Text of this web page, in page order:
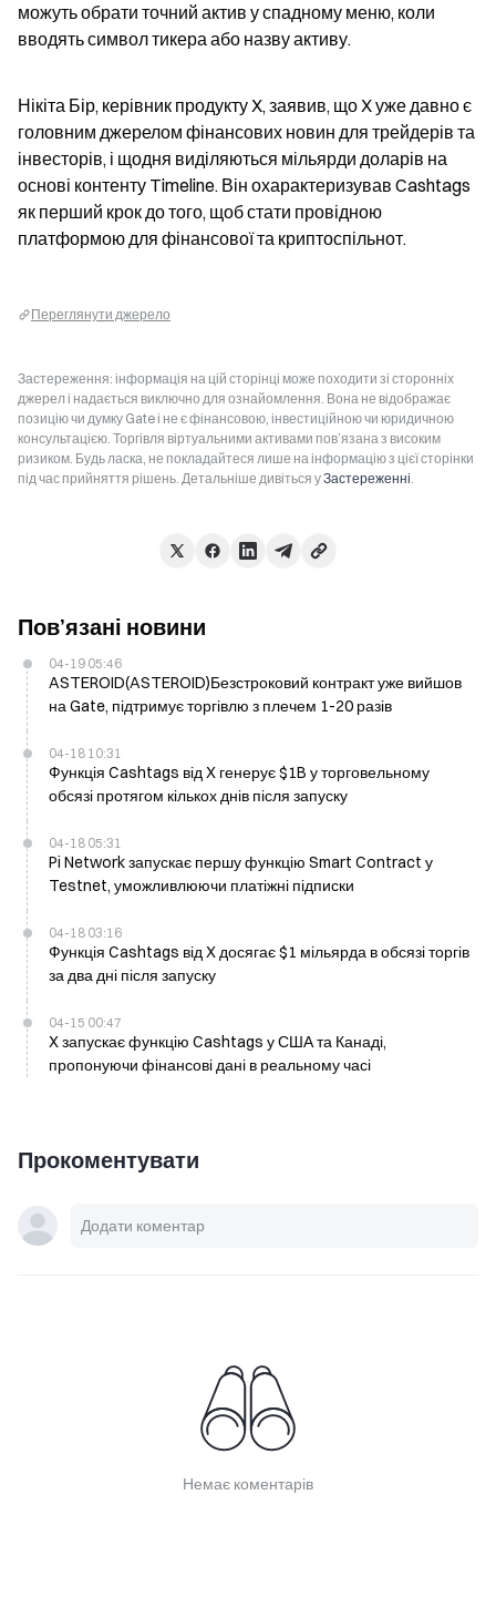
можуть обрати точний актив у спадному меню, коли
вводять символ тикера або назву активу.
Нікіта Бір, керівник продукту X, заявив, що X уже давно є
головним джерелом фінансових новин для трейдерів та
інвесторів, і щодня виділяються мільярди доларів на
основі контенту Timeline. Він охарактеризував Cashtags
як перший крок до того, щоб стати провідною
платформою для фінансової та криптоспільнот.
Переглянути джерело
Застереження: інформація на цій сторінці може походити зі сторонніх
джерел і надається виключно для ознайомлення. Вона не відображає
позицію чи думку Gate і не є фінансовою, інвестиційною чи юридичною
консультацією. Торгівля віртуальними активами пов’язана з високим
ризиком. Будь ласка, не покладайтеся лише на інформацію з цієї сторінки
під час прийняття рішень. Детальніше дивіться уЗастереженні.
Пов’язані новини
04-19 05:46
ASTEROID(ASTEROID)Безстроковий контракт уже вийшов
на Gate, підтримує торгівлю з плечем 1-20 разів
04-18 10:31
Функція Cashtags від X генерує $1B у торговельному
обсязі протягом кількох днів після запуску
04-18 05:31
Pi Network запускає першу функцію Smart Contract у
Testnet, уможливлюючи платіжні підписки
04-18 03:16
Функція Cashtags від X досягає $1 мільярда в обсязі торгів
за два дні після запуску
04-15 00:47
X запускає функцію Cashtags у США та Канаді,
пропонуючи фінансові дані в реальному часі
Прокоментувати
Немає коментарів